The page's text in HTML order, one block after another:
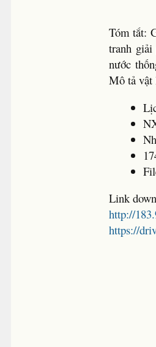
Tóm tắt:
tranh
nước
Mô tả vật
Link
http://
https://